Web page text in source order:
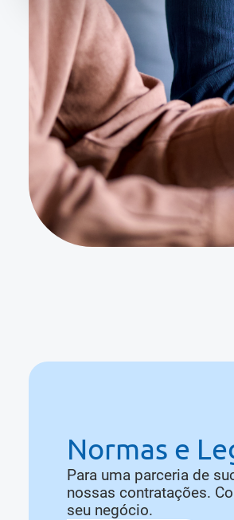
Normas e
Para uma parceria de
nossas contratações.
seu negócio.